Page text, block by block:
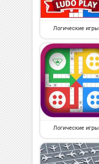
Логические игры
Логические игры